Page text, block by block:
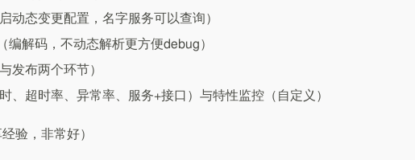
动态变更配置，名字服务可以查询）
编解码，不动态解析更方便debug）
发布两个环节）
、超时率、异常率、服务+接口）与特性监控（自定义）
验，非常好）